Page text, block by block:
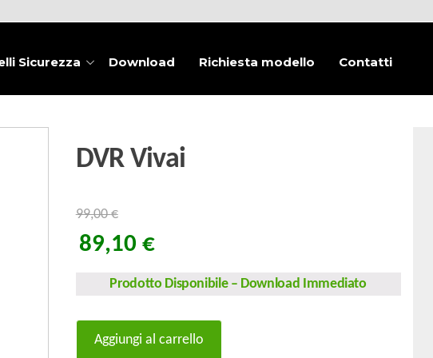
Sicurezza Download Richiesta modello Contatti
DVR Vivai
99,00€
89,10 €
Prodotto Disponibile – Download Immediato
Aggiungi al carrello